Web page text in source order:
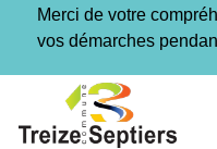
Merci de votre
vos démarches
contenu
pied